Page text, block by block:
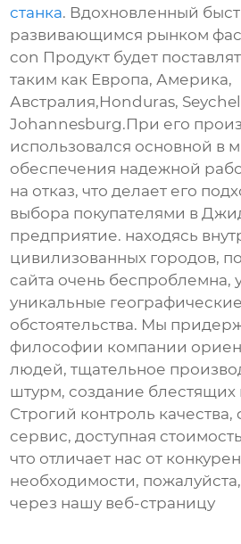
станка. Вдохновленный
развивающимся рынком
con Продукт будет
таким как Европа, Америка,
Австралия,Honduras,
Johannesburg.При его
использовался основной в
обеспечения надежной
на отказ, что делает его
выбора покупателями в
предприятие. находясь
цивилизованных городов,
сайта очень беспроблемна,
уникальные
обстоятельства. Мы
философии компании
людей, тщательное
штурм, создание блестящих
Строгий контроль качества,
сервис, доступная
что отличает нас от
необходимости,
через нашу веб-страницу